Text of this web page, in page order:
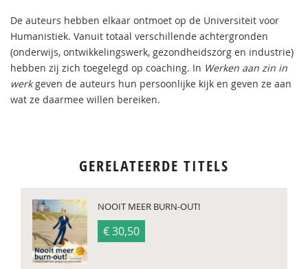
De auteurs hebben elkaar ontmoet op de Universiteit voor
Humanistiek. Vanuit totaal verschillende achtergronden
(onderwijs, ontwikkelingswerk, gezondheidszorg en industrie)
hebben zij zich toegelegd op coaching. In Werken aan zin in
werkgeven de auteurs hun persoonlijke kijk en geven ze aan
wat ze daarmee willen bereiken.
GERELATEERDE TITELS
NOOIT MEER BURN-OUT!
€ 30,50